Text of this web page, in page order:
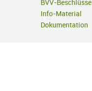
BVV-Beschlüsse
Info-Material
Dokumentation